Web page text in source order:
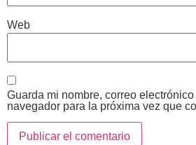
Web
Guarda mi nombre, correo
navegador para la próxima vez que